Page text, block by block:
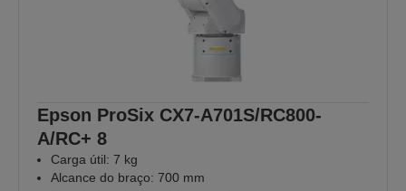
Epson ProSix CX7-A701S/RC800-
A/RC+ 8
Carga útil: 7 kg
Alcance do braço: 700 mm